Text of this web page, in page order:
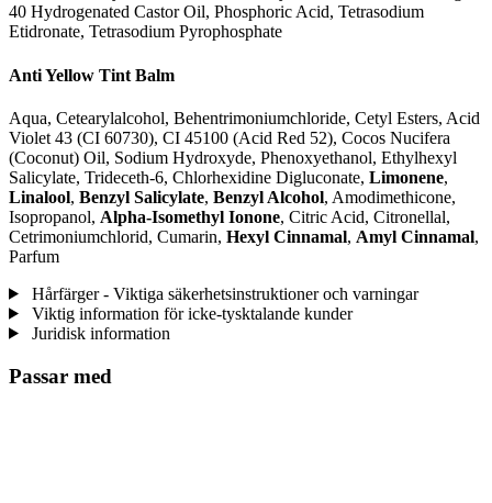
40 Hydrogenated Castor Oil, Phosphoric Acid, Tetrasodium
Etidronate, Tetrasodium Pyrophosphate
Anti Yellow Tint Balm
Aqua, Cetearylalcohol, Behentrimoniumchloride, Cetyl Esters, Acid
Violet 43 (CI 60730), CI 45100 (Acid Red 52), Cocos Nucifera
(Coconut) Oil, Sodium Hydroxyde, Phenoxyethanol, Ethylhexyl
Salicylate, Trideceth-6, Chlorhexidine Digluconate, Limonene,
Linalool, Benzyl Salicylate, Benzyl Alcohol, Amodimethicone,
Isopropanol, Alpha-Isomethyl Ionone, Citric Acid, Citronellal,
Cetrimoniumchlorid, Cumarin, Hexyl Cinnamal, Amyl Cinnamal,
Parfum
Hårfärger - Viktiga säkerhetsinstruktioner och varningar
Viktig information för icke-tysktalande kunder
Juridisk information
Passar med